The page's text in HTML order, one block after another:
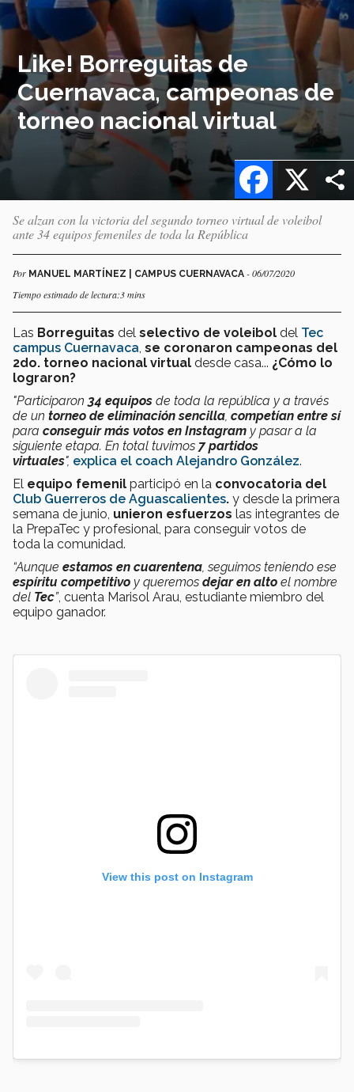
Like! Borreguitas de
Cuernavaca, campeonas de
torneo nacional virtual
X
Facebook
Se alzan con la victoria del segundo torneo virtual de voleibol
ante 34 equipos femeniles de toda la República
Por MANUEL MARTÍNEZ | CAMPUS CUERNAVACA - 06/07/2020
Tiempo estimado de lectura:3 mins
Las Borreguitas del selectivo de voleibol del Tec
campus Cuernavaca se coronaron campeonas del
2do. torneo nacional virtual desde casa... ¿Cómo lo
lograron?
"Participaron 34 equipos de toda la república y a través
de un torneo de eliminación sencilla competían entre sí
para conseguir más votos en Instagram y pasar a la
siguiente etapa. En total tuvimos 7 partidos
virtuales", explica el coach Alejandro González.
El equipo femenil participó en la convocatoria del
Club Guerreros de Aguascalientes. y desde la primera
semana de junio, unieron esfuerzos las integrantes de
la PrepaTec y profesional, para conseguir votos de
toda la comunidad.
“Aunque estamos en cuarentena , seguimos teniendo ese
espíritu competitivo y queremos dejar en alto el nombre
del Tec”, cuenta Marisol Arau, estudiante miembro del
equipo ganador.
View this post on Instagram